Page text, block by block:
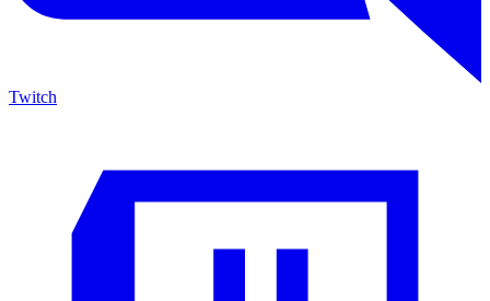
Twitch